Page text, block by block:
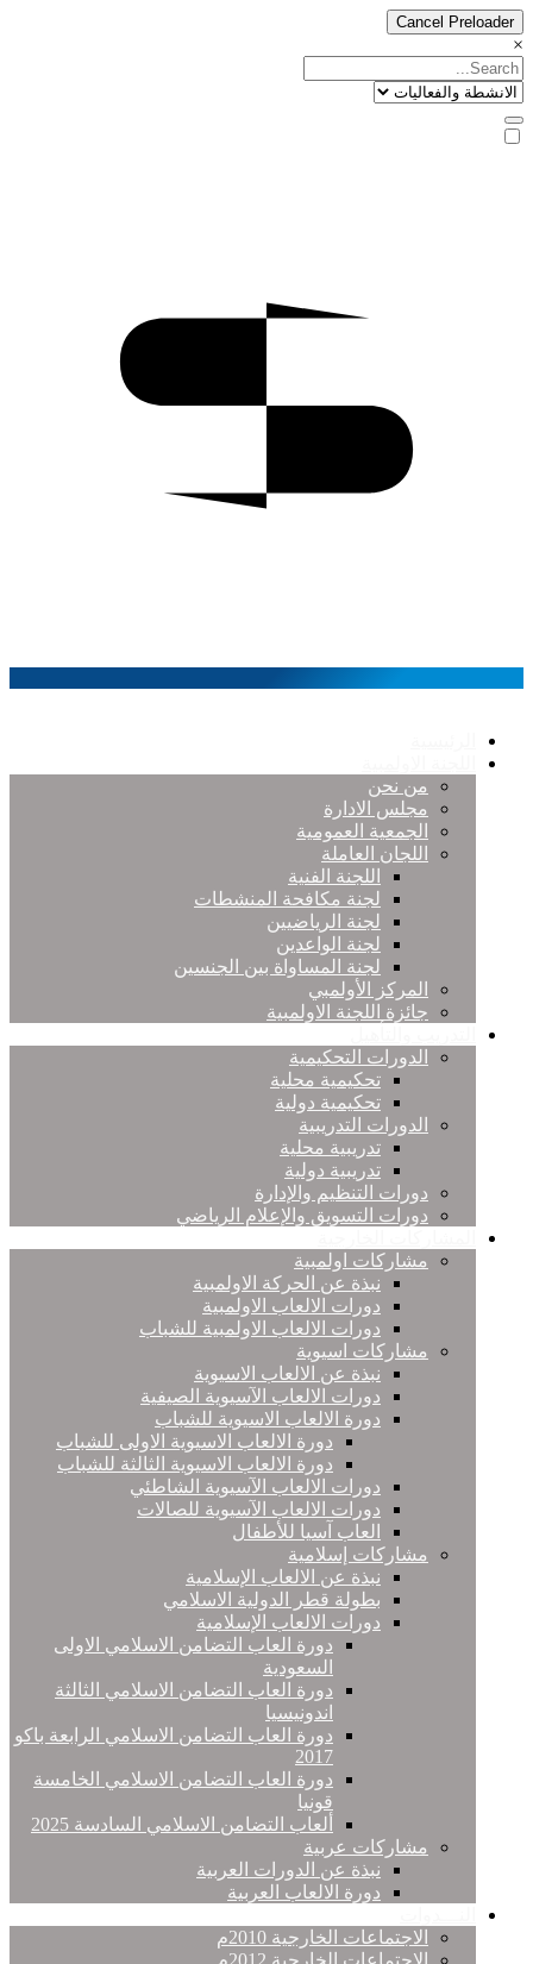
Cancel Preloader
×
من نحن
مجلس الادارة
الجمعية العمومية
اللجان العاملة
اللجنة الفنية
لجنة مكافحة المنشطات
لجنة الرياضيين
لجنة الواعدين
لجنة المساواة بين الجنسين
المركز الأولمبي
جائزة اللجنة الاولمبية
الدورات التحكيمية
تحكيمية محلية
تحكيمية دولية
الدورات التدريبية
تدريبية محلية
تدريبية دولية
دورات التنظيم والإدارة
دورات التسويق والإعلام الرياضي
مشاركات اولمبية
نبذة عن الحركة الاولمبية
دورات الالعاب الاولمبية
دورات الالعاب الاولمبية للشباب
مشاركات اسيوية
نبذة عن الالعاب الاسيوية
دورات الالعاب الآسيوية الصيفية
دورة الالعاب الاسيوية للشباب
دورة الالعاب الاسيوية الاولى للشباب
دورة الالعاب الاسيوية الثالثة للشباب
دورات الالعاب الآسيوية الشاطئي
دورات الالعاب الآسيوية للصالات
العاب آسيا للأطفال
مشاركات إسلامية
نبذة عن الالعاب الإسلامية
بطولة قطر الدولية الاسلامي
دورات الالعاب الإسلامية
دورة العاب التضامن الاسلامي الاولى
السعودية
دورة العاب التضامن الاسلامي الثالثة
اندونيسيا
دورة العاب التضامن الاسلامي الرابعة باكو
2017
دورة العاب التضامن الاسلامي الخامسة
قونيا
ألعاب التضامن الاسلامي السادسة 2025
مشاركات عربية
نبذة عن الدورات العربية
دورة الالعاب العربية
الاجتماعات الخارجية 2010م
الاجتماعات الخارجية 2012م